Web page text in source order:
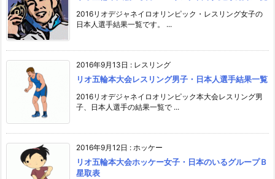
2016リオデジャネイロオリンピック・レスリング女子の
日本人選手結果一覧です。 ...
2016年9月13日 : レスリング
リオ五輪本大会レスリング男子・日本人選手結果一覧
2016リオデジャネイロオリンピック本大会レスリング男
子、日本人選手の結果一覧で ...
2016年9月12日 : ホッケー
リオ五輪本大会ホッケー女子・日本のいるグループＢ
星取表